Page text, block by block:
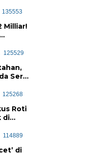
135553
Milliar!
125529
Seret
125268
Roti
di
114889
di